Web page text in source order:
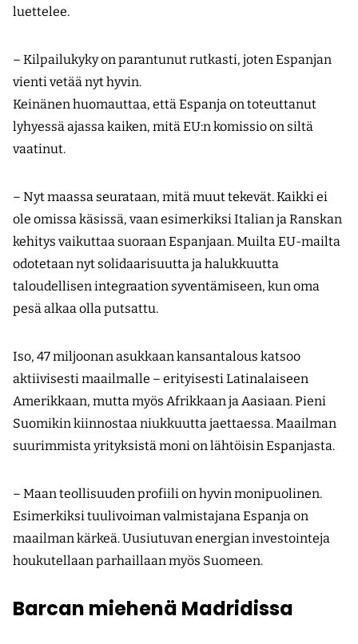
luettelee.
– Kilpailukyky on parantunut rutkasti, joten Espanjan
vienti vetää nyt hyvin.
Keinänen huomauttaa, että Espanja on toteuttanut
lyhyessä ajassa kaiken, mitä EU:n komissio on siltä
vaatinut.
– Nyt maassa seurataan, mitä muut tekevät. Kaikki ei
ole omissa käsissä, vaan esimerkiksi Italian ja Ranskan
kehitys vaikuttaa suoraan Espanjaan. Muilta EU-mailta
odotetaan nyt solidaarisuutta ja halukkuutta
taloudellisen integraation syventämiseen, kun oma
pesä alkaa olla putsattu.
Iso, 47 miljoonan asukkaan kansantalous katsoo
aktiivisesti maailmalle – erityisesti Latinalaiseen
Amerikkaan, mutta myös Afrikkaan ja Aasiaan. Pieni
Suomikin kiinnostaa niukkuutta jaettaessa. Maailman
suurimmista yrityksistä moni on lähtöisin Espanjasta.
– Maan teollisuuden profiili on hyvin monipuolinen.
Esimerkiksi tuulivoiman valmistajana Espanja on
maailman kärkeä. Uusiutuvan energian investointeja
houkutellaan parhaillaan myös Suomeen.
Barcan miehenä Madridissa